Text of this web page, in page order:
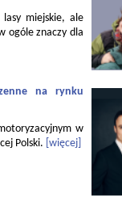
miejskie, ale
ogóle znaczy dla
na rynku
w
Polski. [więcej]